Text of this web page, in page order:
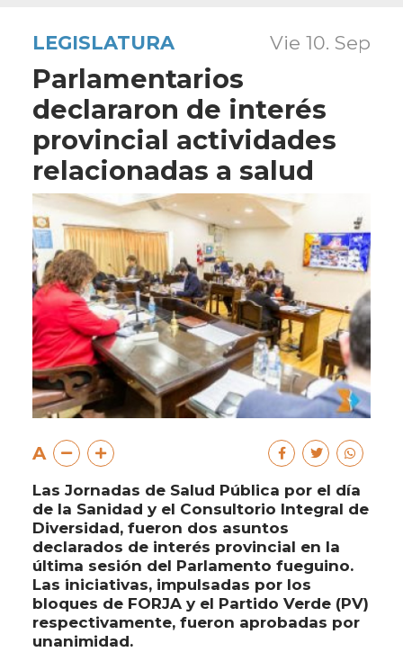
LEGISLATURA Vie 10. Sep
Parlamentarios
declararon de interés
provincial actividades
relacionadas a salud
A
Las Jornadas de Salud Pública por el día
de la Sanidad y el Consultorio Integral de
Diversidad, fueron dos asuntos
declarados de interés provincial en la
última sesión del Parlamento fueguino.
Las iniciativas, impulsadas por los
bloques de FORJA y el Partido Verde (PV)
respectivamente, fueron aprobadas por
unanimidad.